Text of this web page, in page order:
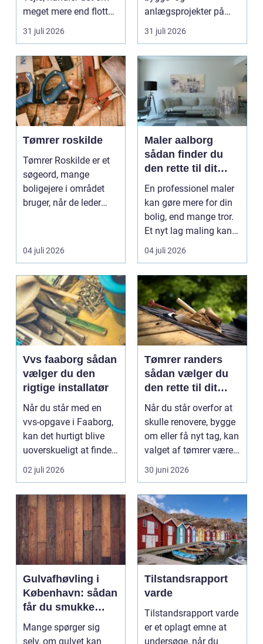
meget mere end flotte
streger på p...
31 juli 2026
anlægsprojekter på
Sjælland. Uden sikker
og ef...
31 juli 2026
Tømrer roskilde
Tømrer Roskilde er et
søgeord, mange
boligejere i området
bruger, når de leder
04 juli 2026
Maler aalborg
sådan finder du
den rette til dit
malerprojekt
En professionel maler
kan gøre mere for din
bolig, end mange tror.
Et nyt lag maling kan
lysne mørke...
04 juli 2026
Vvs faaborg sådan
vælger du den
rigtige installatør
Når du står med en
vvs-opgave i Faaborg,
kan det hurtigt blive
uoverskueligt at finde
ud af, hvem du...
02 juli 2026
Tømrer randers
sådan vælger du
den rette til dit
byggeprojekt
Når du står overfor at
skulle renovere, bygge
om eller få nyt tag, kan
valget af tømrer være
afgøren...
30 juni 2026
Gulvafhøvling i
København: sådan
får du smukke
trægulve igen
Mange spørger sig
selv, om gulvet kan
Tilstandsrapport
varde
Tilstandsrapport varde
er et oplagt emne at
undersøge, når du